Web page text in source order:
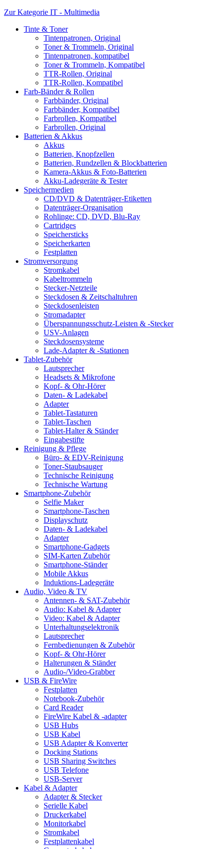
Zur Kategorie IT - Multimedia
Tinte & Toner
Tintenpatronen, Original
Toner & Trommeln, Original
Tintenpatronen, kompatibel
Toner & Trommeln, Kompatibel
TTR-Rollen, Original
TTR-Rollen, Kompatibel
Farb-Bänder & Rollen
Farbbänder, Original
Farbbänder, Kompatibel
Farbrollen, Kompatibel
Farbrollen, Original
Batterien & Akkus
Akkus
Batterien, Knopfzellen
Batterien, Rundzellen & Blockbatterien
Kamera-Akkus & Foto-Batterien
Akku-Ladegeräte & Tester
Speichermedien
CD/DVD & Datenträger-Etiketten
Datenträger-Organisation
Rohlinge: CD, DVD, Blu-Ray
Cartridges
Speichersticks
Speicherkarten
Festplatten
Stromversorgung
Stromkabel
Kabeltrommeln
Stecker-Netzteile
Steckdosen & Zeitschaltuhren
Steckdosenleisten
Stromadapter
Überspannungsschutz-Leisten & -Stecker
USV-Anlagen
Steckdosensysteme
Lade-Adapter & -Stationen
Tablet-Zubehör
Lautsprecher
Headsets & Mikrofone
Kopf- & Ohr-Hörer
Daten- & Ladekabel
Adapter
Tablet-Tastaturen
Tablet-Taschen
Tablet-Halter & Ständer
Eingabestifte
Reinigung & Pflege
Büro- & EDV-Reinigung
Toner-Staubsauger
Technische Reinigung
Technische Wartung
Smartphone-Zubehör
Selfie Maker
Smartphone-Taschen
Displayschutz
Daten- & Ladekabel
Adapter
Smartphone-Gadgets
SIM-Karten Zubehör
Smartphone-Ständer
Mobile Akkus
Induktions-Ladegeräte
Audio, Video & TV
Antennen- & SAT-Zubehör
Audio: Kabel & Adapter
Video: Kabel & Adapter
Unterhaltungselektronik
Lautsprecher
Fernbedienungen & Zubehör
Kopf- & Ohr-Hörer
Halterungen & Ständer
Audio-/Video-Grabber
USB & FireWire
Festplatten
Notebook-Zubehör
Card Reader
FireWire Kabel & -adapter
USB Hubs
USB Kabel
USB Adapter & Konverter
Docking Stations
USB Sharing Switches
USB Telefone
USB-Server
Kabel & Adapter
Adapter & Stecker
Serielle Kabel
Druckerkabel
Monitorkabel
Stromkabel
Festplattenkabel